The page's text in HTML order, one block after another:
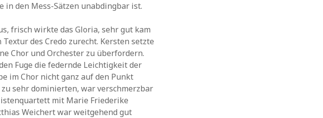
den Mess-Sätzen unabdingbar ist.
frisch wirkte das Gloria, sehr gut kam
des Credo zurecht. Kersten setzte
Chor und Orchester zu überfordern.
Fuge die federnde Leichtigkeit der
im Chor nicht ganz auf den Punkt
sehr dominierten, war verschmerzbar
mit Marie Friederike
Weichert war weitgehend gut